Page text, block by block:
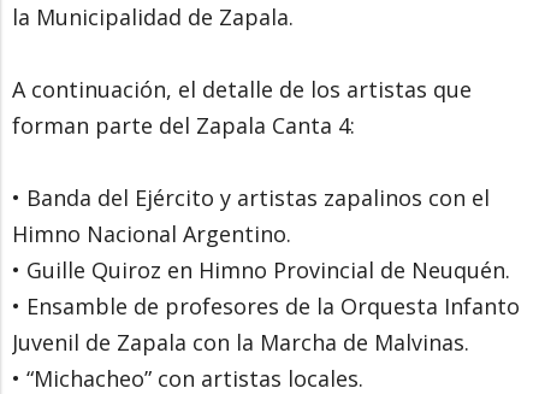
la Municipalidad de Zapala.
A continuación, el detalle de los artistas que
forman parte del Zapala Canta 4:
• Banda del Ejército y artistas zapalinos con el
Himno Nacional Argentino.
• Guille Quiroz en Himno Provincial de Neuquén.
• Ensamble de profesores de la Orquesta Infanto
Juvenil de Zapala con la Marcha de Malvinas.
• “Michacheo” con artistas locales.